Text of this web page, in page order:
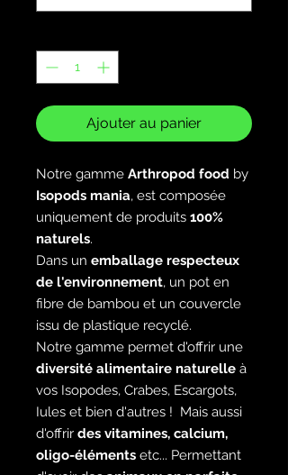
Ajouter au panier
Notre gamme Arthropod food by
Isopods mania, est composée
uniquement de produits 100%
naturels.
Dans un emballage respecteux
de l'environnement, un pot en
fibre de bambou et un couvercle
issu de plastique recyclé.
Notre gamme permet d'offrir une
diversité alimentaire naturelle à
vos Isopodes, Crabes, Escargots,
Iules et bien d'autres ! Mais aussi
d'offrir des vitamines, calcium,
oligo-éléments etc... Permettant